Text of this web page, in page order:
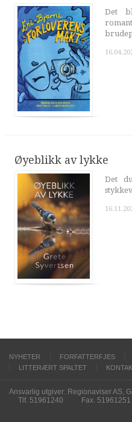
Det
Øyeblikk av lykke
Det
NYHETER FORFATTERFJES
LITTERÆRT SPALTET
Ansvarlig utgiver: Regionaviser AS,
Tlf. 51961240
Fax. 51961251